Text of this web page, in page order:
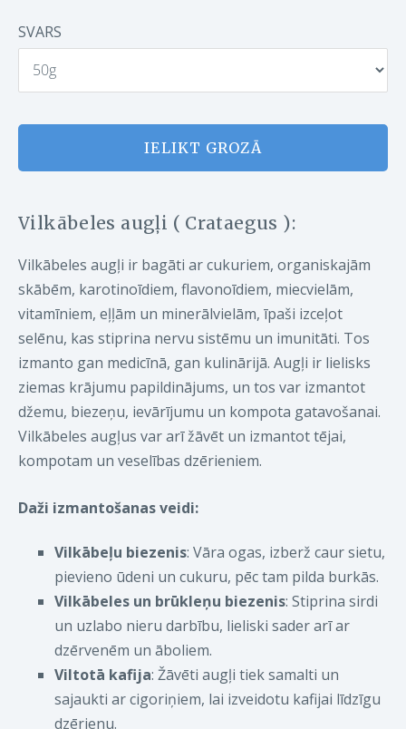
SVARS
IELIKT GROZĀ
Vilkābeles augļi ( Crataegus ):
Vilkābeles augļi ir bagāti ar cukuriem, organiskajām
skābēm, karotinoīdiem, flavonoīdiem, miecvielām,
vitamīniem, eļļām un minerālvielām, īpaši izceļot
selēnu, kas stiprina nervu sistēmu un imunitāti. Tos
izmanto gan medicīnā, gan kulinārijā. Augļi ir lielisks
ziemas krājumu papildinājums, un tos var izmantot
džemu, biezeņu, ievārījumu un kompota gatavošanai.
Vilkābeles augļus var arī žāvēt un izmantot tējai,
kompotam un veselības dzērieniem.
Daži izmantošanas veidi:
Vilkābeļu biezenis: Vāra ogas, izberž caur sietu,
pievieno ūdeni un cukuru, pēc tam pilda burkās.
Vilkābeles un brūkleņu biezenis: Stiprina sirdi
un uzlabo nieru darbību, lieliski sader arī ar
dzērvenēm un āboliem.
Viltotā kafija: Žāvēti augļi tiek samalti un
sajaukti ar cigoriņiem, lai izveidotu kafijai līdzīgu
dzērienu.